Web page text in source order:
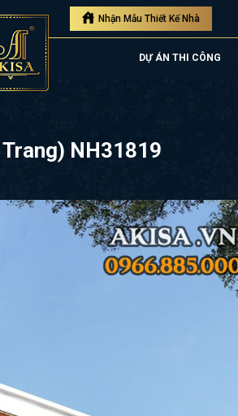
Nhận Mẫu Thiết Kế Nhà
DỰ ÁN THI CÔNG
NH31819